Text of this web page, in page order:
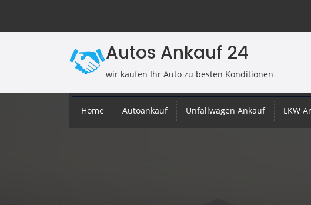
Autos Ankauf 24
wir kaufen Ihr Auto zu besten Konditionen
Home Autoankauf Unfallwagen Ankauf LKW